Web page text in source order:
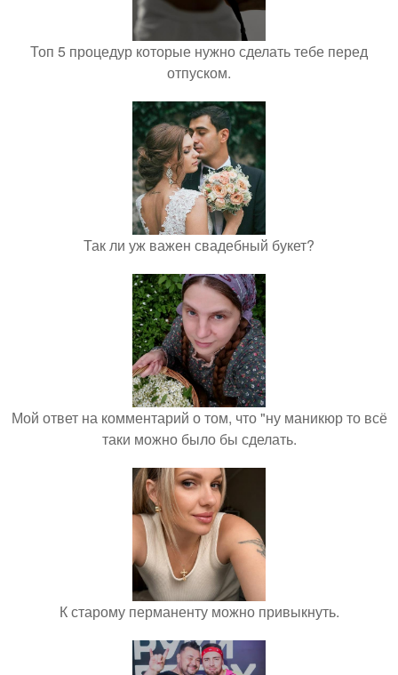
Топ 5 процедур которые нужно сделать тебе перед
отпуском.
Так ли уж важен свадебный букет?
Мой ответ на комментарий о том, что "ну маникюр то всё
таки можно было бы сделать.
К старому перманенту можно привыкнуть.